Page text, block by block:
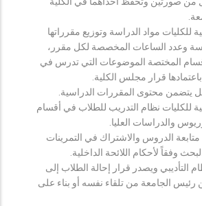
للكليات مواد الدراسة وتوزيع مقرراتها
وعدد الساعات المخصصة لكل مقرر،
المختصة الموضوعات التي تدرس في
قرار مجلس الكلية.
يتضمن محتوى المقررات الدراسية.
للكليات نظام التدريب للطلاب في أقسام
والدراسات العليا.
الدروس والاشتراك في التمرينات
وفقاً لأحكام اللائحة الداخلية.
التأديبي ويصدر قرار إحالة الطلاب إلى
الجامعة من تلقاء نفسه أو بناء على